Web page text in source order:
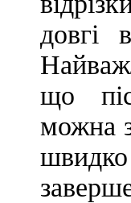
довгі
що
можна